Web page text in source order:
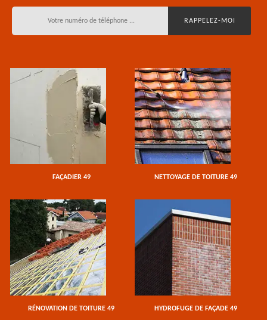
FAÇADIER 49 NETTOYAGE DE TOITURE 49
RÉNOVATION DE TOITURE 49 HYDROFUGE DE FAÇADE 49